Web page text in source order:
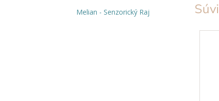
Melian - Senzorický Raj